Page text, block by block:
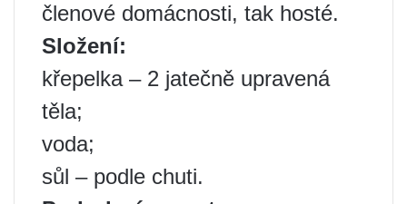
členové domácnosti, tak hosté.
Složení:
křepelka – 2 jatečně upravená
těla;
voda;
sůl – podle chuti.